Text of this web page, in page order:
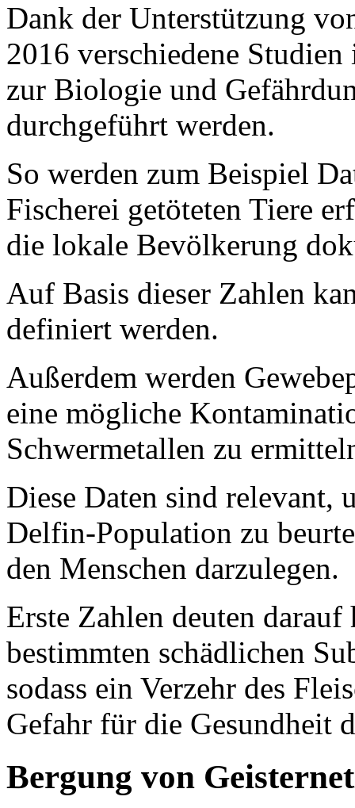
Dank der Unterstützung
2016 verschiedene
zur Biologie und
durchgeführt werden.
So werden zum Beispiel
Fischerei getöteten Tiere
die lokale Bevölkerung
Auf Basis dieser Zahlen
definiert werden.
Außerdem werden
eine mögliche
Schwermetallen zu
Diese Daten sind relevant,
Delfin-Population zu
den Menschen darzulegen.
Erste Zahlen deuten
bestimmten schädlichen
sodass ein Verzehr des
Gefahr für die Gesundheit
Bergung von